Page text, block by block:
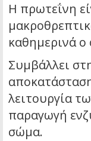
Η πρωτεΐνη
καθημερινά ο
Συμβάλλει
λειτουργία
παραγωγή
σώμα.